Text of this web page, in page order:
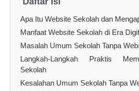
Apa Itu Website Sekolah dan
Manfaat Website Sekolah di Era
Masalah Umum Sekolah Tanpa
Langkah-Langkah Praktis
Sekolah
Kesalahan Umum Sekolah Tanpa